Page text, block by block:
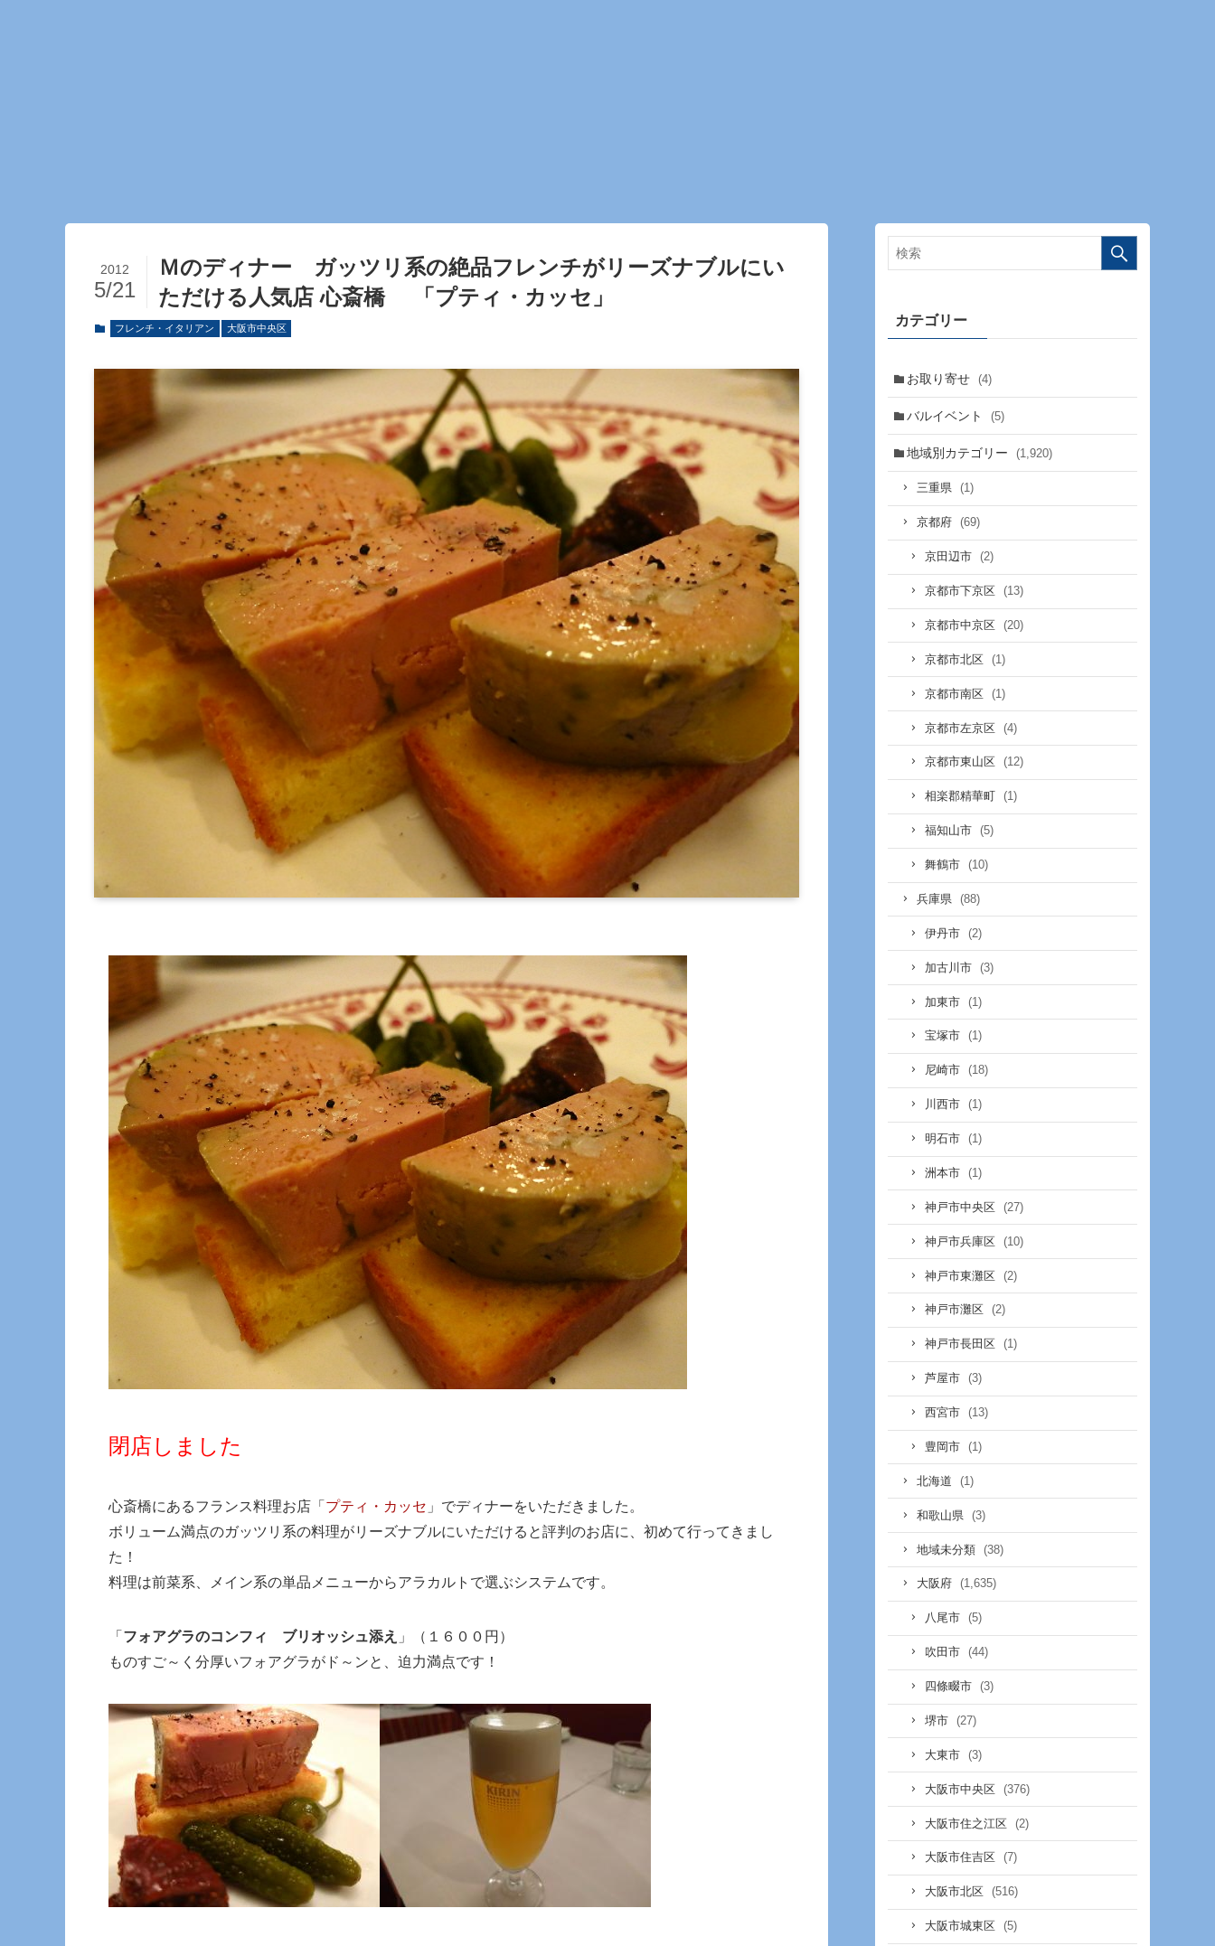
Ｍのディナー ガッツリ系の絶品フレンチがリーズナブルにい
ただける人気店 心斎橋 「プティ・カッセ」
2012
5/21
フレンチ・イタリアン 大阪市中央区
閉店しました
心斎橋にあるフランス料理お店「 プティ・カッセ 」でディナーをいただきました。
ボリューム満点のガッツリ系の料理がリーズナブルにいただけると評判のお店に、初めて行ってきまし
た！
料理は前菜系、メイン系の単品メニューからアラカルトで選ぶシステムです。
「 フォアグラのコンフィ ブリオッシュ添え 」（１６００円）
ものすご～く分厚いフォアグラがド～ンと、迫力満点です！
カテゴリー
お取り寄せ (4)
バルイベント (5)
地域別カテゴリー (1,920)
三重県 (1)
京都府 (69)
京田辺市 (2)
京都市下京区 (13)
京都市中京区 (20)
京都市北区 (1)
京都市南区 (1)
京都市左京区 (4)
京都市東山区 (12)
相楽郡精華町 (1)
福知山市 (5)
舞鶴市 (10)
兵庫県 (88)
伊丹市 (2)
加古川市 (3)
加東市 (1)
宝塚市 (1)
尼崎市 (18)
川西市 (1)
明石市 (1)
洲本市 (1)
神戸市中央区 (27)
神戸市兵庫区 (10)
神戸市東灘区 (2)
神戸市灘区 (2)
神戸市長田区 (1)
芦屋市 (3)
西宮市 (13)
豊岡市 (1)
北海道 (1)
和歌山県 (3)
地域未分類 (38)
大阪府 (1,635)
八尾市 (5)
吹田市 (44)
四條畷市 (3)
堺市 (27)
大東市 (3)
大阪市中央区 (376)
大阪市住之江区 (2)
大阪市住吉区 (7)
大阪市北区 (516)
大阪市城東区 (5)